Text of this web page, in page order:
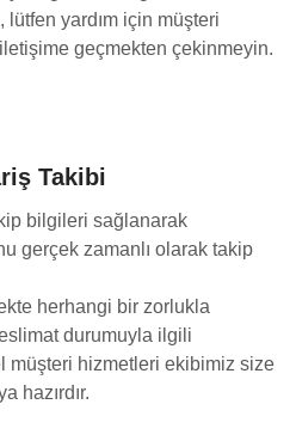
yardım için müşteri
geçmekten çekinmeyin.
Takibi
bilgileri sağlanarak
gerçek zamanlı olarak takip
herhangi bir zorlukla
durumuyla ilgili
müşteri hizmetleri ekibimiz size
hazırdır.